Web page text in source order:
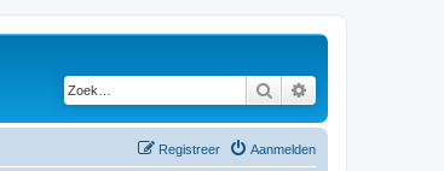
Zoek
Aanmelden
Registreer